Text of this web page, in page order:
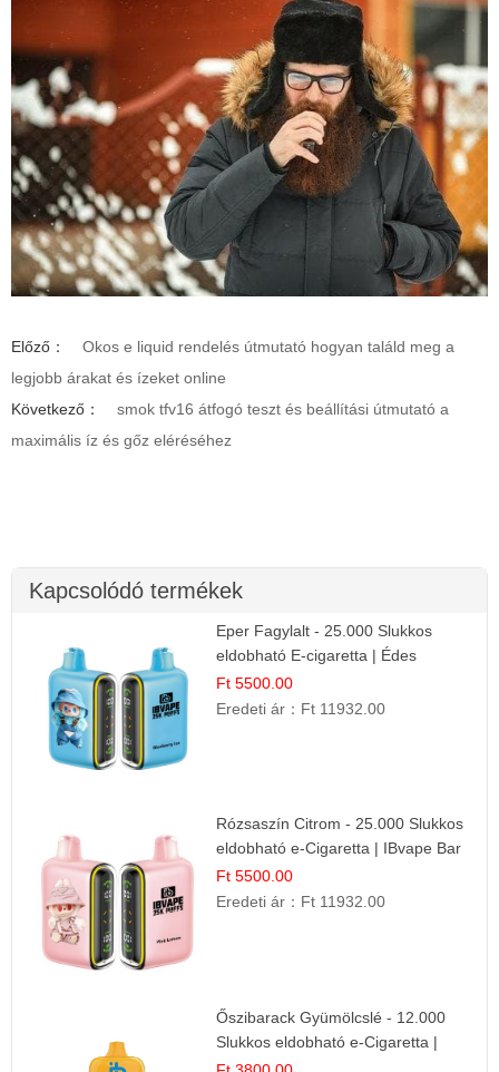
Előző：
Okos e liquid rendelés útmutató hogyan találd meg a
legjobb árakat és ízeket online
Következő：
smok tfv16 átfogó teszt és beállítási útmutató a
maximális íz és gőz eléréséhez
Kapcsolódó termékek
Eper Fagylalt - 25.000 Slukkos
eldobható E-cigaretta | Édes
Desszert Íz
Ft 5500.00
Eredeti ár： Ft 11932.00
Rózsaszín Citrom - 25.000 Slukkos
eldobható e-Cigaretta | IBvape Bar
Ft 5500.00
Eredeti ár： Ft 11932.00
Őszibarack Gyümölcslé - 12.000
Slukkos eldobható e-Cigaretta |
Friss Gyümölcs Íz